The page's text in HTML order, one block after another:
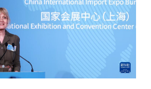
健康 军事
视频 图片 政务
中央文件
人居 数字经济